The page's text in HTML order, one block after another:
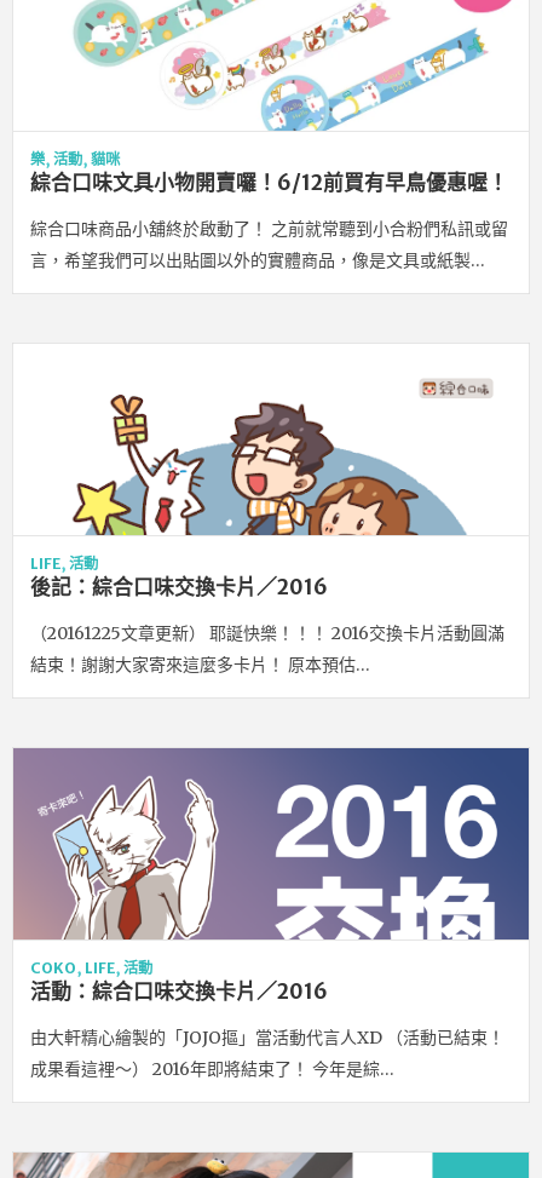
樂, 活動, 貓咪
綜合口味文具小物開賣囉！6/12前買有早鳥優惠喔！
綜合口味商品小舖終於啟動了！ 之前就常聽到小合粉們私訊或留
言，希望我們可以出貼圖以外的實體商品，像是文具或紙製…
LIFE, 活動
後記：綜合口味交換卡片／2016
（20161225文章更新） 耶誕快樂！！！ 2016交換卡片活動圓滿
結束！謝謝大家寄來這麼多卡片！ 原本預估…
COKO , LIFE, 活動
活動：綜合口味交換卡片／2016
由大軒精心繪製的「JOJO摳」當活動代言人XD （活動已結束！
成果看這裡～） 2016年即將結束了！ 今年是綜…